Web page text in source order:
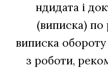
ндидата і
(виписка) по
виписка обороту
з роботи,